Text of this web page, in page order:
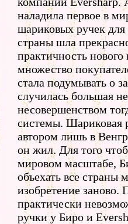
наладила первое в
шариковых ручек для
страны шла
практичность
множество
стала подумывать о
случилась большая
несовершенством
системы. Шариковая
автором лишь в
он жил. Для того
мировом масштабе,
объехать все страны
изобретение заново.
практически
ручки у Биро и